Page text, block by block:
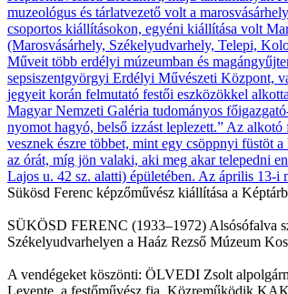
Sükösd Ferenc képzőművész kiállítása a
SÜKÖSD FERENC (1933–1972) Alsósófalva
Székelyudvarhelyen a Haáz Rezső Múzeum
A vendégeket köszönti: ÖLVEDI Zsolt
Levente, a festőművész fia. Közreműködik